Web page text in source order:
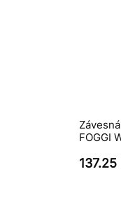
FOGGI
137.25